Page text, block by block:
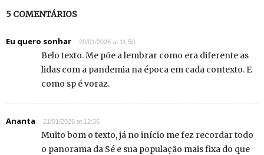
5 COMENTÁRIOS
Eu quero sonhar 20/01/2026 at 11:50
Belo texto. Me põe a lembrar como era diferente as
lidas com a pandemia na época em cada contexto. E
como sp é voraz.
Ananta 21/01/2026 at 12:36
Muito bom o texto, já no início me fez recordar todo
o panorama da Sé e sua população mais fixa do que